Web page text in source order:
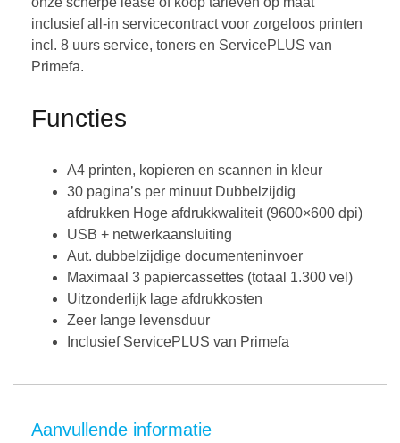
inclusief all-in servicecontract voor zorgeloos printen
incl. 8 uurs service, toners en ServicePLUS van
Primefa.
Functies
A4 printen, kopieren en scannen in kleur
30 pagina’s per minuut Dubbelzijdig
afdrukken Hoge afdrukkwaliteit (9600×600 dpi)
USB + netwerkaansluiting
Aut. dubbelzijdige documenteninvoer
Maximaal 3 papiercassettes (totaal 1.300 vel)
Uitzonderlijk lage afdrukkosten
Zeer lange levensduur
Inclusief ServicePLUS van Primefa
Aanvullende informatie